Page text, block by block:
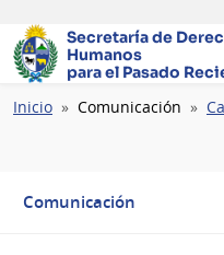
Secretaría de
Humanos
para el Pasado
Ruta
Inicio Comunicación
Comunicación